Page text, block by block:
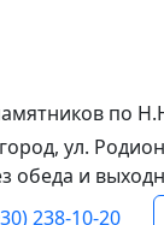
по
ул.
обеда и
238-10-20